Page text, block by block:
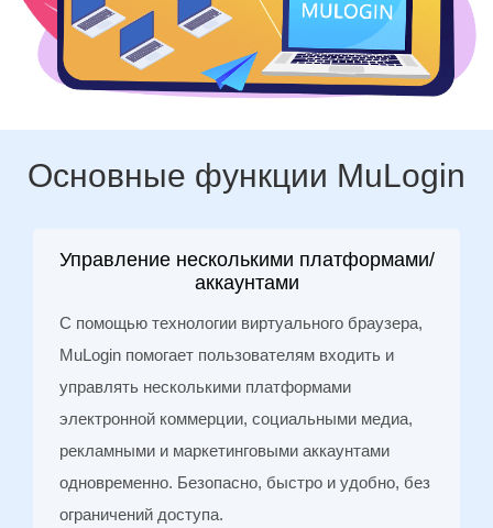
Основные функции MuLogin
Управление несколькими платформами/
аккаунтами
С помощью технологии виртуального браузера,
MuLogin помогает пользователям входить и
управлять несколькими платформами
электронной коммерции, социальными медиа,
рекламными и маркетинговыми аккаунтами
одновременно. Безопасно, быстро и удобно, без
ограничений доступа.